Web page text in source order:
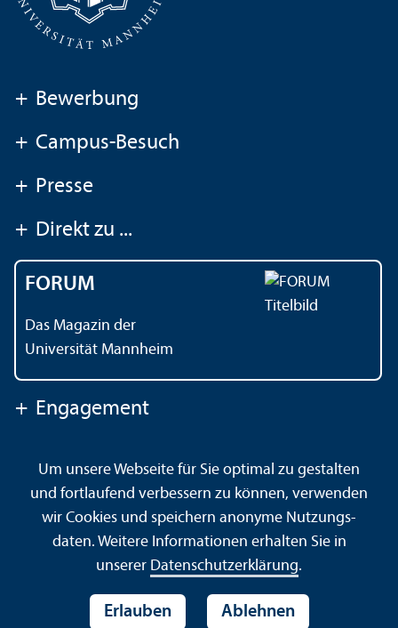
+ Bewerbung
+ Campus-Besuch
+ Presse
+ Direkt zu ...
FORUM
Das Magazin der
Universität Mannheim
+ Engagement
Kontakt Impressum Datenschutz
Barrierefreiheit
Gebärdensprache
Leichte Sprache
Sitemap
Hausordnung
Sicherheit und Notfälle
Um unsere Webseite für Sie optimal zu gestalten
und fortlaufend verbessern zu können, verwenden
wir Cookies und speichern anonyme Nutzungs­
daten. Weitere Informationen erhalten Sie in
unserer Datenschutz­erklärung.
Erlauben Ablehnen